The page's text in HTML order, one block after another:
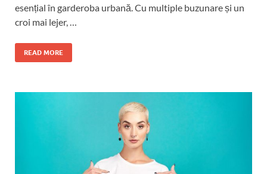
esențial în garderoba urbană. Cu multiple buzunare și un
croi mai lejer, …
READ MORE